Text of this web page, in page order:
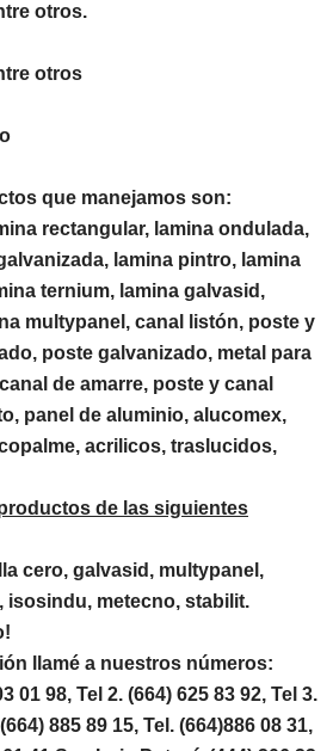
otros.
otros
que manejamos son:
rectangular, lamina ondulada,
lamina pintro, lamina
ternium, lamina galvasid,
multypanel, canal listón, poste y
poste galvanizado, metal para
de amarre, poste y canal
panel de aluminio, alucomex,
acrilicos, traslucidos,
de las siguientes
cero, galvasid, multypanel,
isosindu, metecno, stabilit.
llamé a nuestros números:
01 98, Tel 2. (664) 625 83 92, Tel 3.
885 89 15, Tel. (664)886 08 31,